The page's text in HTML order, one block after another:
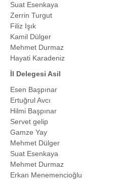
Suat Esenkaya
Zerrin Turgut
Filiz Işık
Kamil Dülger
Mehmet Durmaz
Hayati Karadeniz
İl Delegesi Asil
Esen Başpınar
Ertuğrul Avcı
Hilmi Başpınar
Servet gelip
Gamze Yay
Mehmet Dülger
Suat Esenkaya
Mehmet Durmaz
Erkan Menemencioğlu